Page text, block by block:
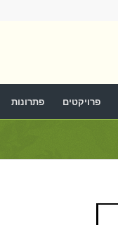
פרויקטים פתרונות